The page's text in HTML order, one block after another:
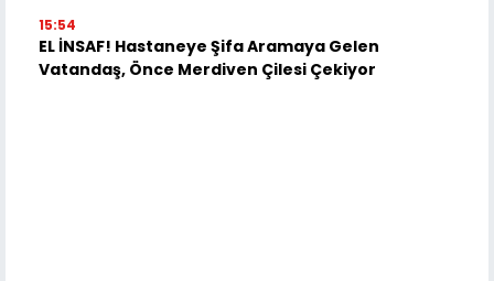
15:54
EL İNSAF! Hastaneye Şifa Aramaya Gelen
Vatandaş, Önce Merdiven Çilesi Çekiyor